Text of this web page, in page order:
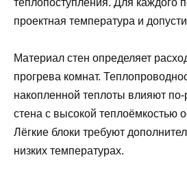
теплопоступления. Для каждого
проектная температура и
Материал стен определяет
прогрева комнат.
накопленной теплоты влияют
стена с высокой теплоёмкостью
Лёгкие блоки требуют
низких температурах.